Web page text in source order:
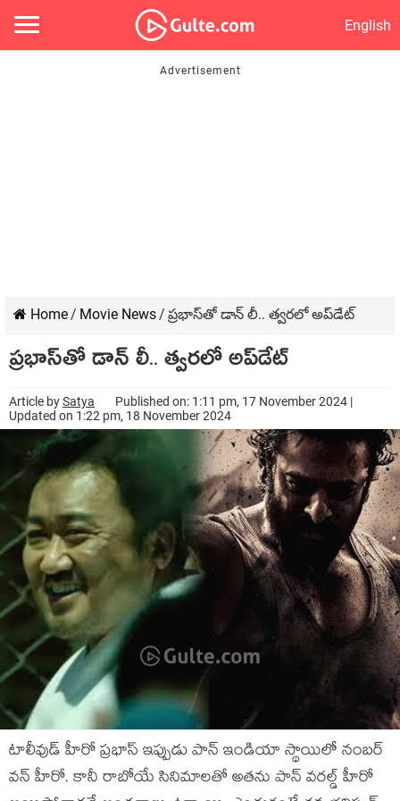
English
Home/ Movie News/ ప్రభాస్‌తో డాన్ లీ.. త్వరలో అప్‌డేట్
ప్రభాస్‌తో డాన్ లీ.. త్వరలో అప్‌డేట్
Article bySatya
Published on: 1:11 pm, 17 November 2024 |
Updated on 1:22 pm, 18 November 2024
టాలీవుడ్ హీరో ప్రభాస్ ఇప్పుడు పాన్ ఇండియా స్థాయిలో నంబర్
వన్ హీరో. కానీ రాబోయే సినిమాలతో అతను పాన్ వరల్డ్ హీరో